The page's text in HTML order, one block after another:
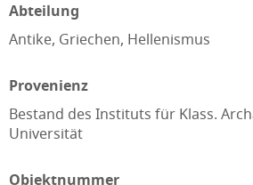
Abteilung
Antike, Griechen, Hellenismus
Provenienz
Bestand des Instituts für Klass.
Universität
Objektnummer